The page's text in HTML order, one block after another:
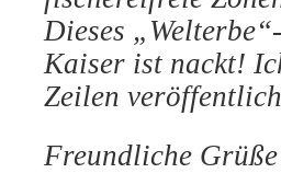
Dieses
Kaiser ist nackt!
Zeilen
Freundliche Grüße